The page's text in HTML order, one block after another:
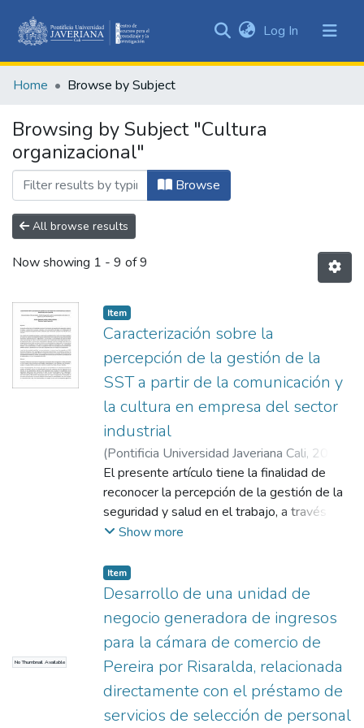
&
All of DSpace
Log In (current)
Home Browse by Subject
Browsing by Subject "Cultura
organizacional"
Browse
All browse results
Now showing 1 - 9 of 9
Item
Caracterización sobre la
percepción de la gestión de la
SST a partir de la comunicación y
la cultura en empresa del sector
industrial
(Pontificia Universidad Javeriana Cali, 2022
Cardona Villafañe, Stephanie Carolina;
Fuentes Martínez, Sandra Inés
El presente artículo tiene la finalidad de
reconocer la percepción de la gestión de la
seguridad y salud en el trabajo, a través de
los procesos culturales y de comunicación
empresa encargada de ofrecer materiales
para construcción, ubicada en el Valle del
Cauca, Colombia. Para el desarrollo inicial de
este estudio, y a partir de la consolidación
de un marco teórico para establecer los
criterios de análisis, se estableció la fase de
caracterización con la aplicación de una
entrevista a diez funcionarios
Show more
No Thumbnail Available
Item
Desarrollo de una unidad de
negocio generadora de ingresos
para la cámara de comercio de
Pereira por Risaralda, relacionada
directamente con el préstamo de
servicios de selección de personal